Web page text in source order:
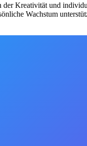
Kreativität und
Wachstum